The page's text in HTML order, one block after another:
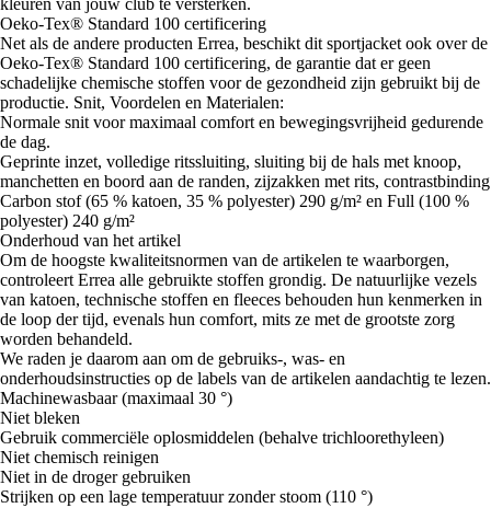
kleuren van jouw club te versterken.
Oeko-Tex® Standard 100 certificering
Net als de andere producten Errea, beschikt dit sportjacket ook over de
Oeko-Tex® Standard 100 certificering, de garantie dat er geen
schadelijke chemische stoffen voor de gezondheid zijn gebruikt bij de
productie. Snit, Voordelen en Materialen:
Normale snit voor maximaal comfort en bewegingsvrijheid gedurende
de dag.
Geprinte inzet, volledige ritssluiting, sluiting bij de hals met knoop,
manchetten en boord aan de randen, zijzakken met rits, contrastbinding
Carbon stof (65 % katoen, 35 % polyester) 290 g/m² en Full (100 %
polyester) 240 g/m²
Onderhoud van het artikel
Om de hoogste kwaliteitsnormen van de artikelen te waarborgen,
controleert Errea alle gebruikte stoffen grondig. De natuurlijke vezels
van katoen, technische stoffen en fleeces behouden hun kenmerken in
de loop der tijd, evenals hun comfort, mits ze met de grootste zorg
worden behandeld.
We raden je daarom aan om de gebruiks-, was- en
onderhoudsinstructies op de labels van de artikelen aandachtig te lezen.
Machinewasbaar (maximaal 30 °)
Niet bleken
Gebruik commerciële oplosmiddelen (behalve trichloorethyleen)
Niet chemisch reinigen
Niet in de droger gebruiken
Strijken op een lage temperatuur zonder stoom (110 °)